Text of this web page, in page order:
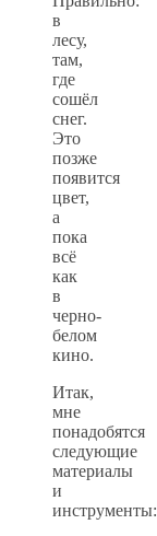
в
лесу,
там,
где
сошёл
снег.
Это
позже
появится
цвет,
а
пока
всё
как
в
черно-
белом
кино.
Итак,
мне
понадобятся
следующие
материалы
и
инструменты: